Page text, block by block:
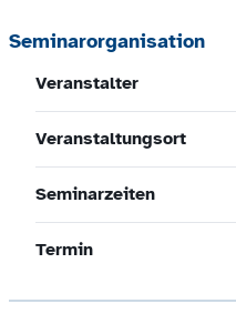
Seminarorganisation
Veranstalter
Veranstaltungsort
Seminarzeiten
Termin